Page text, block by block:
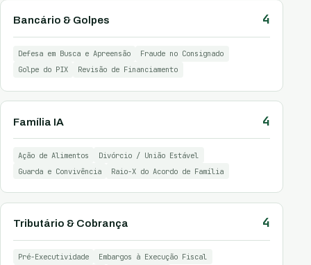
Bancário & Golpes 4
Defesa em Busca e Apreensão
Fraude no Consignado
Golpe do PIX
Revisão de Financiamento
Família IA 4
Ação de Alimentos
Divórcio / União Estável
Guarda e Convivência
Raio-X do Acordo de Família
Tributário & Cobrança 4
Pré-Executividade
Embargos à Execução Fiscal